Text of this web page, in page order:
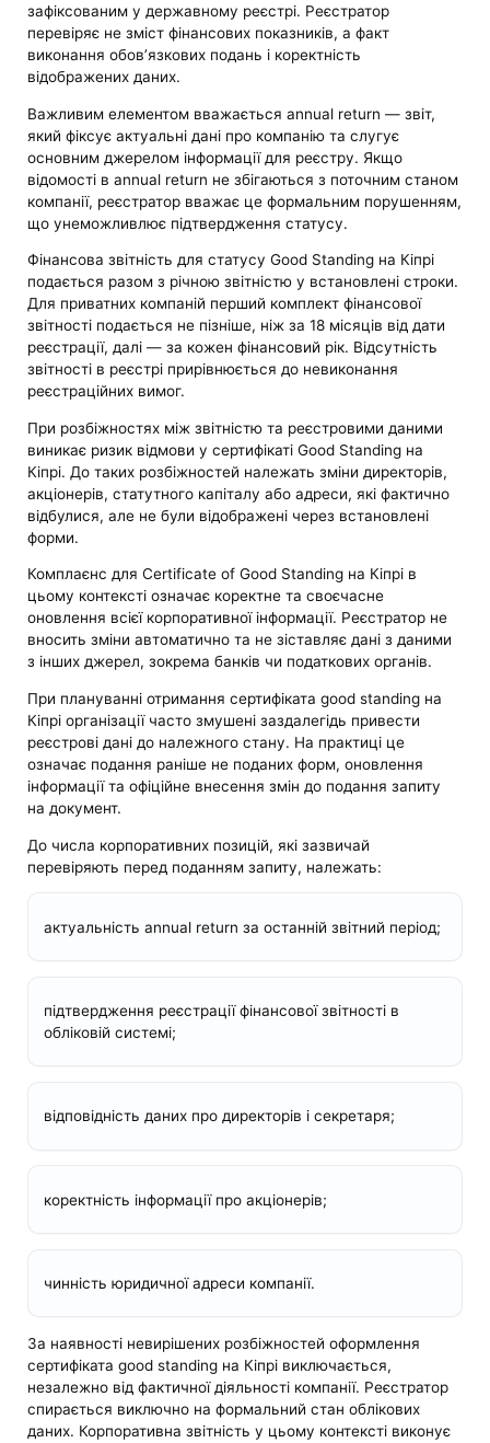
зафіксованим у державному реєстрі. Реєстратор
перевіряє не зміст фінансових показників, а факт
виконання обов’язкових подань і коректність
відображених даних.
Важливим елементом вважається annual return — звіт,
який фіксує актуальні дані про компанію та слугує
основним джерелом інформації для реєстру. Якщо
відомості в annual return не збігаються з поточним станом
компанії, реєстратор вважає це формальним порушенням,
що унеможливлює підтвердження статусу.
Фінансова звітність для статусу Good Standing на Кіпрі
подається разом з річною звітністю у встановлені строки.
Для приватних компаній перший комплект фінансової
звітності подається не пізніше, ніж за 18 місяців від дати
реєстрації, далі — за кожен фінансовий рік. Відсутність
звітності в реєстрі прирівнюється до невиконання
реєстраційних вимог.
При розбіжностях між звітністю та реєстровими даними
виникає ризик відмови у сертифікаті Good Standing на
Кіпрі. До таких розбіжностей належать зміни директорів,
акціонерів, статутного капіталу або адреси, які фактично
відбулися, але не були відображені через встановлені
форми.
Комплаєнс для Certificate of Good Standing на Кіпрі в
цьому контексті означає коректне та своєчасне
оновлення всієї корпоративної інформації. Реєстратор не
вносить зміни автоматично та не зіставляє дані з даними
з інших джерел, зокрема банків чи податкових органів.
При плануванні отримання сертифіката good standing на
Кіпрі організації часто змушені заздалегідь привести
реєстрові дані до належного стану. На практиці це
означає подання раніше не поданих форм, оновлення
інформації та офіційне внесення змін до подання запиту
на документ.
До числа корпоративних позицій, які зазвичай
перевіряють перед поданням запиту, належать:
актуальність annual return за останній звітний період;
підтвердження реєстрації фінансової звітності в
обліковій системі;
відповідність даних про директорів і секретаря;
коректність інформації про акціонерів;
чинність юридичної адреси компанії.
За наявності невирішених розбіжностей оформлення
сертифіката good standing на Кіпрі виключається,
незалежно від фактичної діяльності компанії. Реєстратор
спирається виключно на формальний стан облікових
даних. Корпоративна звітність у цьому контексті виконує